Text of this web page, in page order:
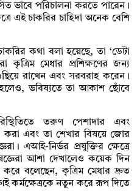
ভাবে পরিচালনা করতে পারেন।
এই চাকরির চাহিদা অনেক বেশি
কথা বলা হয়েছে, তা ‘ডেটা
কৃত্রিম মেধার প্রশিক্ষণের জন্য
রাখেন এবং সরবরাহ করেন।
ভবিষ্যতে তা আকাশ ছোঁবে
তরুণ পেশাদার এবং
করা এবং তা শেখার বিষয়ে জোর
এআই-নির্ভর প্রযুক্তির ক্ষেত্রে
আশা দেখালেও কয়েক দিন
বলেছেন, কৃত্রিম মেধার দ্রুত
কর্মক্ষেত্রকে নতুন করে রূপ দিতে